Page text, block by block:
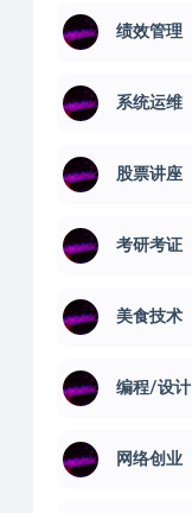
绩效管理
系统运维
股票讲座
考研考证
美食技术
编程/设计
网络创业